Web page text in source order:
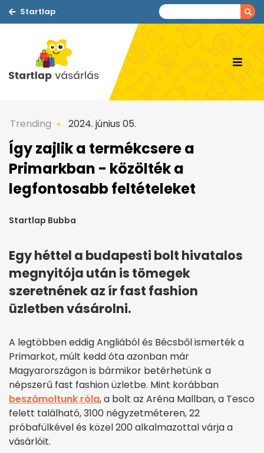
Startlap
Trending 2024. június 05.
Így zajlik a termékcsere a
Primarkban - közölték a
legfontosabb feltételeket
Startlap Bubba
Egy héttel a budapesti bolt hivatalos
megnyitója után is tömegek
szeretnének az ír fast fashion
üzletben vásárolni.
A legtöbben eddig Angliából és Bécsből ismerték a
Primarkot, múlt kedd óta azonban már
Magyarországon is bármikor betérhetünk a
népszerű fast fashion üzletbe. Mint korábban
beszámoltunk róla, a bolt az Aréna Mallban, a Tesco
felett található, 3100 négyzetméteren, 22
próbafülkével és közel 200 alkalmazottal várja a
vásárlóit.